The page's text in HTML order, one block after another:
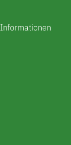
Informationen